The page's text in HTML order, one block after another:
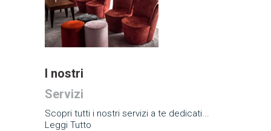
I nostri
Servizi
Scopri tutti i nostri servizi a te dedicati...
Leggi Tutto